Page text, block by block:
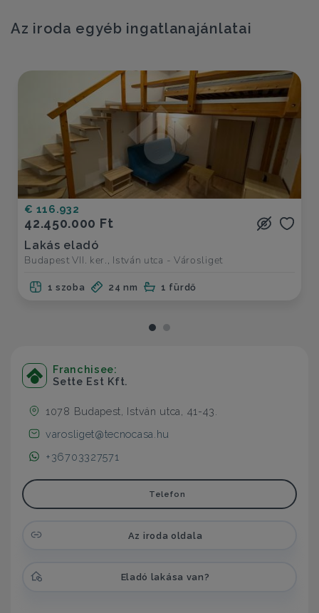
Az iroda egyéb ingatlanajánlatai
€ 116.932
42.450.000 Ft
Lakás eladó
Budapest VII. ker., István utca - Városliget
1 szoba 24 nm 1 fürdő
Franchisee:
Sette Est Kft.
1078 Budapest, István utca, 41-43.
varosliget@tecnocasa.hu
+36703327571
Telefon
Az iroda oldala
Eladó lakása van?